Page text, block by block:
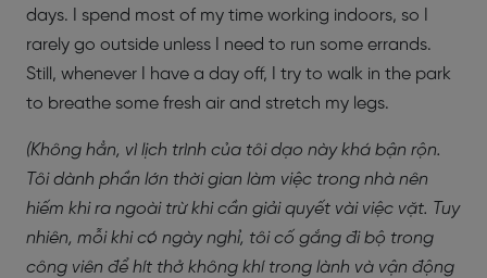
days. I spend most of my time working indoors, so I
rarely go outside unless I need to run some errands.
Still, whenever I have a day off, I try to walk in the park
to breathe some fresh air and stretch my legs.
(Không hẳn, vì lịch trình của tôi dạo này khá bận rộn.
Tôi dành phần lớn thời gian làm việc trong nhà nên
hiếm khi ra ngoài trừ khi cần giải quyết vài việc vặt. Tuy
nhiên, mỗi khi có ngày nghỉ, tôi cố gắng đi bộ trong
công viên để hít thở không khí trong lành và vận động